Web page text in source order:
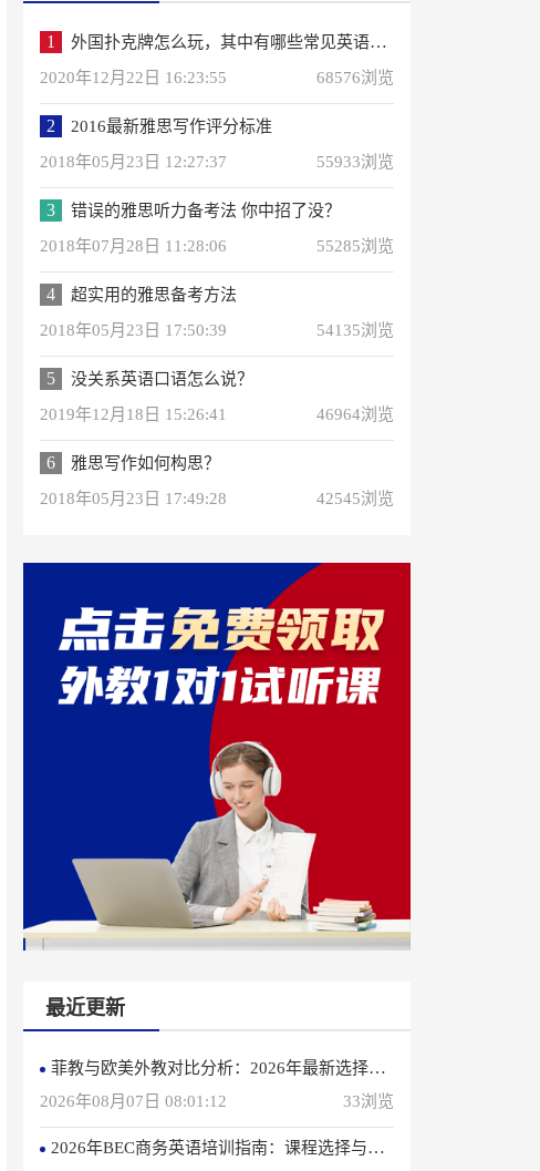
1
外国扑克牌怎么玩，其中有哪些常见英语词汇？
2020年12月22日 16:23:55
68576浏览
2
2016最新雅思写作评分标准
2018年05月23日 12:27:37
55933浏览
3
错误的雅思听力备考法 你中招了没？
2018年07月28日 11:28:06
55285浏览
4
超实用的雅思备考方法
2018年05月23日 17:50:39
54135浏览
5
没关系英语口语怎么说？
2019年12月18日 15:26:41
46964浏览
6
雅思写作如何构思？
2018年05月23日 17:49:28
42545浏览
最近更新
菲教与欧美外教对比分析：2026年最新选择指南
2026年08月07日 08:01:12
33浏览
2026年BEC商务英语培训指南：课程选择与优质机构推荐